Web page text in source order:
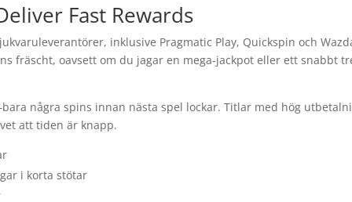
Fast Rewards
inklusive Pragmatic Play, Quickspin och
fräscht, oavsett om du jagar en mega‑jackpot eller ett snabbt
några spins innan nästa spel lockar. Titlar med hög
att tiden är knapp.
i korta stötar